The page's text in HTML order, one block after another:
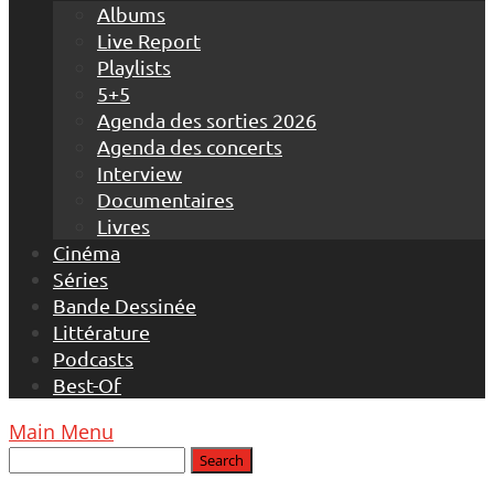
Albums
Live Report
Playlists
5+5
Agenda des sorties 2026
Agenda des concerts
Interview
Documentaires
Livres
Cinéma
Séries
Bande Dessinée
Littérature
Podcasts
Best-Of
Main Menu